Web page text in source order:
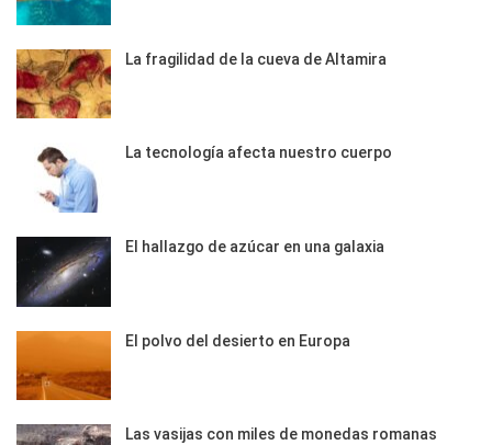
La fragilidad de la cueva de Altamira
La tecnología afecta nuestro cuerpo
El hallazgo de azúcar en una galaxia
El polvo del desierto en Europa
Las vasijas con miles de monedas romanas